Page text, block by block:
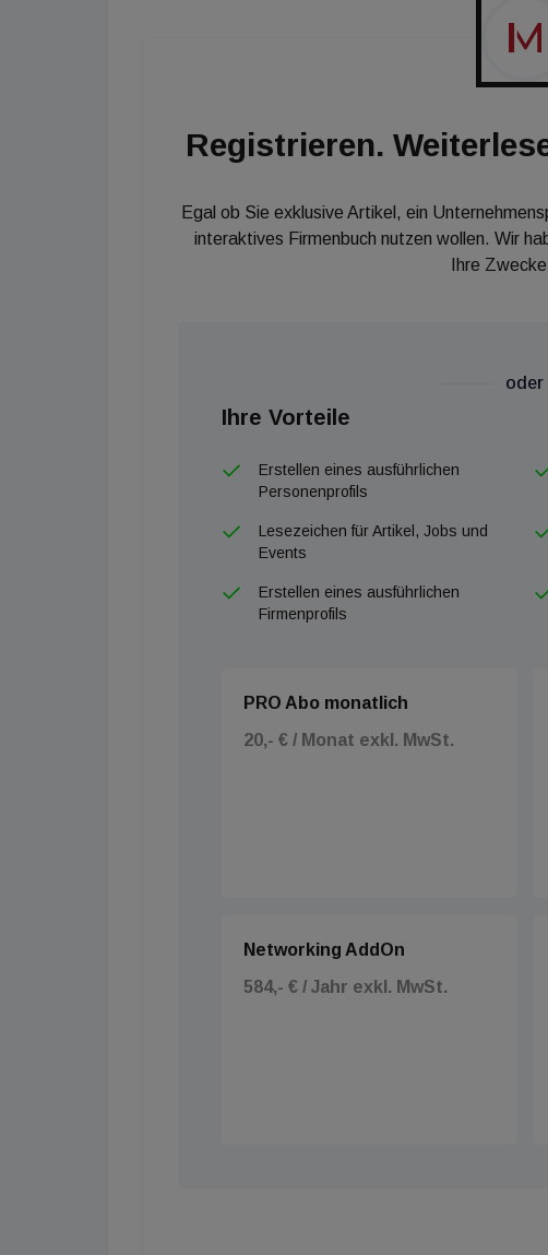
Registrieren.
Egal ob Sie exklusive Artikel, ein
interaktives Firmenbuch nutzen wollen. Wir
Ihre
oder
Ihre Vorteile
Erstellen eines ausführlichen
Personenprofils
Lesezeichen für Artikel, Jobs und
Events
Erstellen eines ausführlichen
Firmenprofils
PRO Abo monatlich
20,- € / Monat exkl. MwSt.
Networking AddOn
584,- € / Jahr exkl. MwSt.